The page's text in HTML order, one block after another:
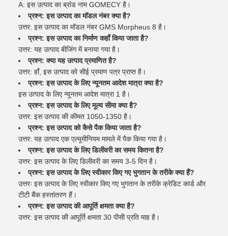
A: इस उत्पाद का ब्रांड नाम GOMECY है।
प्रश्न: इस उत्पाद का मॉडल नंबर क्या है?
उत्तर: इस उत्पाद का मॉडल नंबर GMS Morpheus 8 है।
प्रश्न: इस उत्पाद का निर्माण कहाँ किया जाता है?
उत्तर: यह उत्पाद बीजिंग में बनाया गया है।
प्रश्न: क्या यह उत्पाद प्रमाणित है?
उत्तर: हाँ, इस उत्पाद को सीई प्रमाण पत्र प्राप्त है।
प्रश्न: इस उत्पाद के लिए न्यूनतम आदेश मात्रा क्या है?
इस उत्पाद के लिए न्यूनतम आदेश मात्रा 1 है।
प्रश्न: इस उत्पाद के लिए मूल्य सीमा क्या है?
उत्तर: इस उत्पाद की कीमत 1050-1350 है।
प्रश्न: इस उत्पाद को कैसे पैक किया जाता है?
उत्तर: यह उत्पाद एक एल्यूमीनियम मामले में पैक किया गया है।
प्रश्न: इस उत्पाद के लिए डिलीवरी का समय कितना है?
उत्तर: इस उत्पाद के लिए डिलीवरी का समय 3-5 दिन है।
प्रश्न: इस उत्पाद के लिए स्वीकार किए गए भुगतान के तरीके क्या हैं?
उत्तरः इस उत्पाद के लिए स्वीकार किए गए भुगतान के तरीके क्रेडिट कार्ड और
टीटी बैंक हस्तांतरण हैं।
प्रश्न: इस उत्पाद की आपूर्ति क्षमता क्या है?
उत्तर: इस उत्पाद की आपूर्ति क्षमता 30 पीसी प्रति माह है।